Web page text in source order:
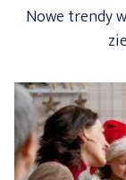
Nowe trendy